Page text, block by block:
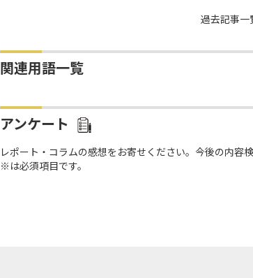
過去記事一
関連用語一覧
アンケート
レポート・コラムの感想をお寄せください。今後の内容
※は必須項目です。